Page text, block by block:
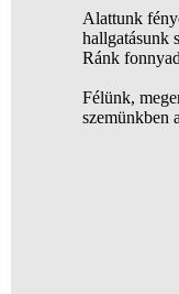
Alattunk
hallgatásunk
Ránk
Félünk,
szemünkben